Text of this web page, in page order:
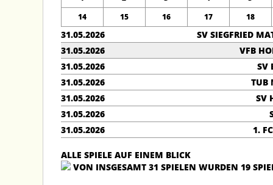
14
15 16 17 18
31.05.2026
SV SIEGFRIED
31.05.2026
VFB
31.05.2026
SV
31.05.2026
TUB
31.05.2026
SV
31.05.2026
31.05.2026
1.
ALLE SPIELE AUF EINEM BLICK
VON INSGESAMT 31 SPIELEN WURDEN 19